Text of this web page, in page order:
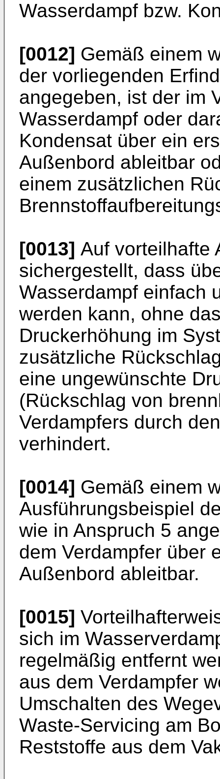
Wasserdampf bzw.
[0012] Gemäß einem
der vorliegenden
angegeben, ist der im
Wasserdampf oder
Kondensat über ein
Außenbord ableitbar
einem zusätzlichen
[0013] Auf vorteilhafte
sichergestellt, dass
Wasserdampf einfach
werden kann, ohne
Druckerhöhung im
zusätzliche
eine ungewünschte
(Rückschlag von
Verdampfers durch
verhindert.
[0014] Gemäß einem
Ausführungsbeispiel
wie in Anspruch 5
dem Verdampfer über
Außenbord ableitbar.
[0015]
sich im
regelmäßig entfernt
aus dem Verdampfer
Umschalten des
Waste-Servicing am
Reststoffe aus dem